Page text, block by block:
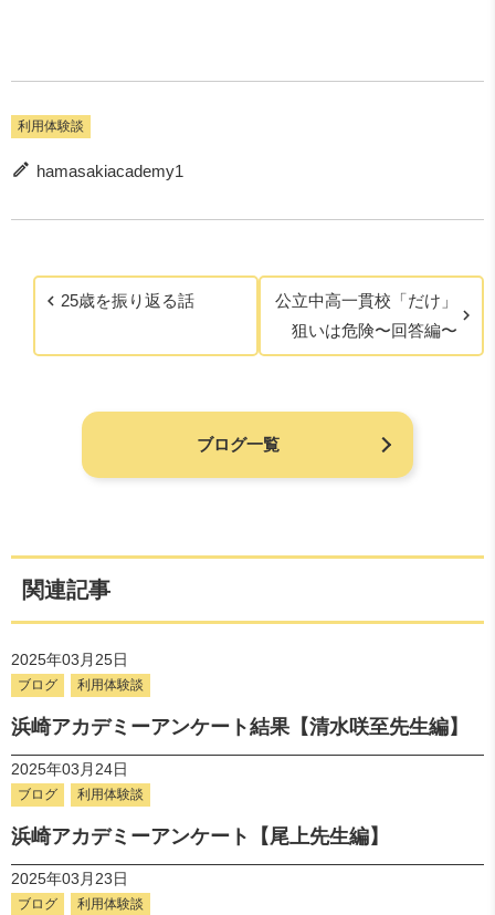
利用体験談
hamasakiacademy1
25歳を振り返る話
公立中高一貫校「だけ」
狙いは危険〜回答編〜
ブログ一覧
関連記事
2025年03月25日
ブログ 利用体験談
浜崎アカデミーアンケート結果【清水咲至先生編】
2025年03月24日
ブログ 利用体験談
浜崎アカデミーアンケート【尾上先生編】
2025年03月23日
ブログ 利用体験談